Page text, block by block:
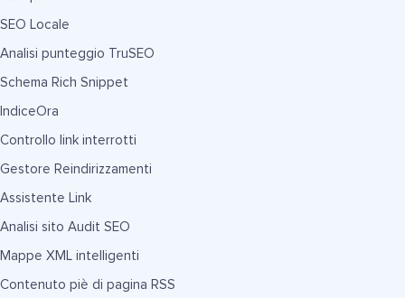
SEO Locale
Analisi punteggio TruSEO
Schema Rich Snippet
IndiceOra
Controllo link interrotti
Gestore Reindirizzamenti
Assistente Link
Analisi sito Audit SEO
Mappe XML intelligenti
Contenuto piè di pagina RSS